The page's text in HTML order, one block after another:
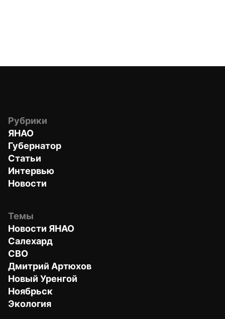
Рубрики
ЯНАО
Губернатор
Статьи
Интервью
Новости
Темы
Новости ЯНАО
Салехард
СВО
Дмитрий Артюхов
Новый Уренгой
Ноябрьск
Экология